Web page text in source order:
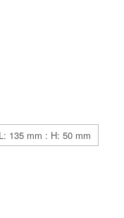
135 mm : H: 50 mm